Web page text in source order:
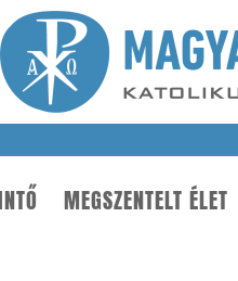
MEGSZENTELT ÉLET